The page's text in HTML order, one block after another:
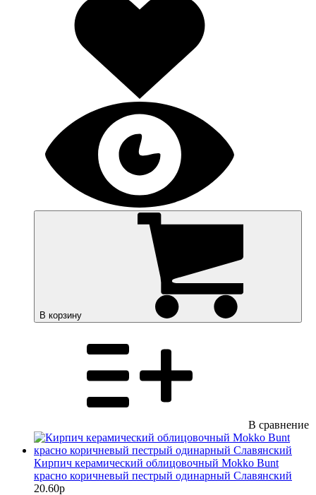
В корзину
В сравнение
Кирпич керамический облицовочный Mokko Bunt
красно коричневый пестрый одинарный Славянский
20.60p